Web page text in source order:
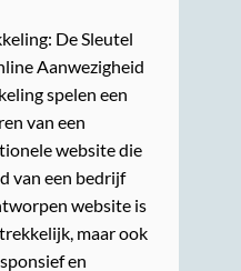
De Sleutel
Aanwezigheid
spelen een
van een
website die
van een bedrijf
website is
maar ook
en